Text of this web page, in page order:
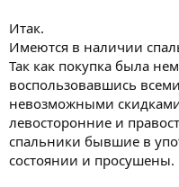
Итак.
Имеются в наличии
Так как покупка была
воспользовавшись
невозможными
левосторонние и
спальники бывшие в
состоянии и просушены.